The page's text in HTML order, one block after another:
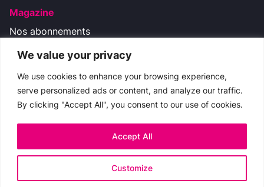
We value your privacy
We use cookies to enhance your browsing experience,
serve personalized ads or content, and analyze our traffic.
By clicking "Accept All", you consent to our use of cookies.
Customize
Accept All
Magazine
Nos abonnements
Nos réseaux
Nous contacter
boutique.cinemateaser@gmail.com
Copyright © 2009-2024 CinemaTeaser -
légales-Politique de Confidentialité